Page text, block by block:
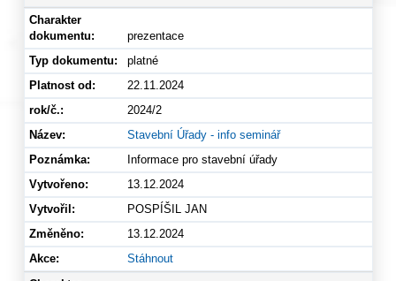
prezentace
platné
22.11.2024
2024/2
Stavební Úřady - info seminář
Informace pro stavební úřady
13.12.2024
POSPÍŠIL JAN
13.12.2024
Stáhnout